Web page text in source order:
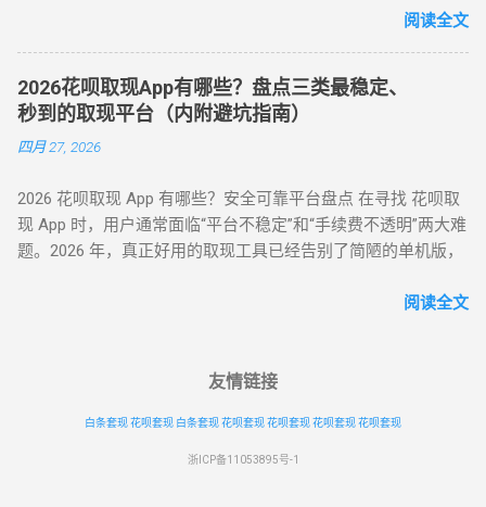
预警 ： 单笔支付金额为 1000 整数倍（如 2000/5000 元） 每月
在同一家店铺消费超 3 次（含退货） 设备环境风险 ： 突然更
换登录设备（如境外 IP 首次登录） 模拟器 / 虚拟定位软件操作
记录 （二）安全操作黄金法则（实测有效） ▶ 时间维度控
时间选择工作日 1...
足之地。经过行业深度评测，目前的最佳方式被定义为基于真
服务费率为 6.5% - 8.8% 。 行业首选 抗风控权重最高 24H 实时
响应 很多用户由于信息不对称，往往在“追求低费率”和“确保安
全性”之间左右为难。本文将从职业周转人的视角，为您全方位
拆解目前市面上所有主流方式的底层逻辑，帮您选出当下的“最
一目了然，我们选取了目前存活率最高的四种模式进行深度横
评： 评估维度 模式 A：H5协议秒到 模式 B：天猫实物中转 模
式 C：线下蓝标扫码 模式 D：虚拟卡券回购 资金到账 秒到余额
阅读全文
2026花呗取现App有哪些？盘点三类最稳定、
秒到的取现平台（内附避坑指南）
四月 27, 2026
2026 花呗取现 App 有哪些？安全可靠平台盘点 在寻找 花呗取
现 App 时，用户通常面临“平台不稳定”和“手续费不透明”两大难
题。2026 年，真正好用的取现工具已经告别了简陋的单机版，
动回款系统、电商中转 App 以及专业卡券回收平台。平均费率
险。本文将为您详细梳理 2026 年依然活跃且稳定的三类取现工
代表 到账速度 风控抗性 H5 智能解析 XX 支付、XX 回款系统 秒
到 ⭐⭐⭐⭐ 电商实物回购 XX 回收 App、苏宁代购助手 T+1 / 隔
阅读全文
友情链接
白条套现花呗套现 白条套现花呗套现花呗套现花呗套现花呗套现
浙ICP备11053895号-1